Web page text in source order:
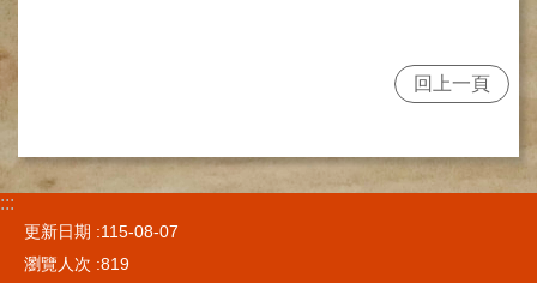
就
指
南
回上一頁
:::
更新日期
115-08-07
瀏覽人次 819